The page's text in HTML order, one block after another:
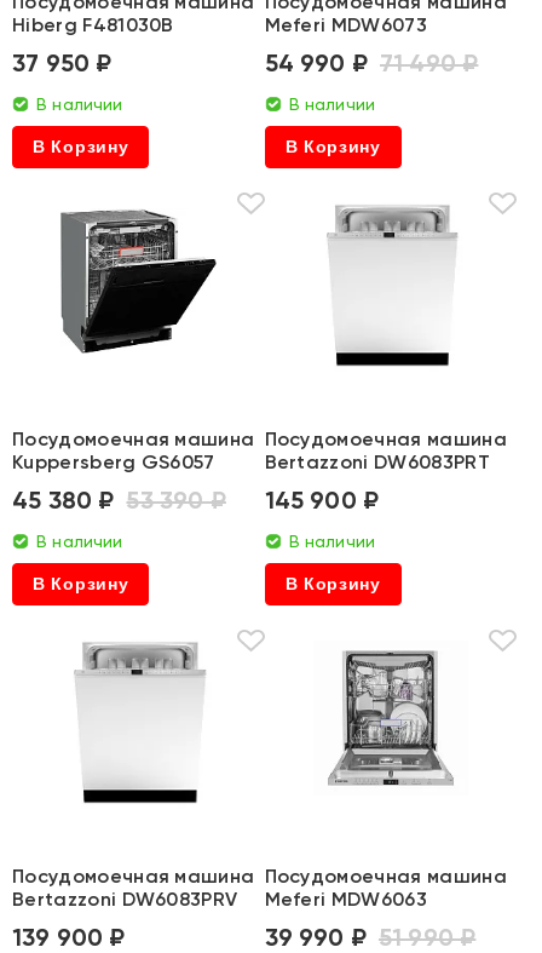
Hiberg F481030B
37 950 ₽
В наличии
В Корзину
Meferi MDW6073
54 990 ₽ 71 490 ₽
В наличии
В Корзину
Посудомоечная машина
Kuppersberg GS6057
45 380 ₽ 53 390 ₽
В наличии
В Корзину
Посудомоечная машина
Bertazzoni DW6083PRT
145 900 ₽
В наличии
В Корзину
Посудомоечная машина
Bertazzoni DW6083PRV
139 900 ₽
Посудомоечная машина
Meferi MDW6063
39 990 ₽ 51 990 ₽